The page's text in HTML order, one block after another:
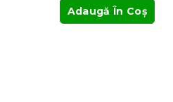
Adaugă În Coş